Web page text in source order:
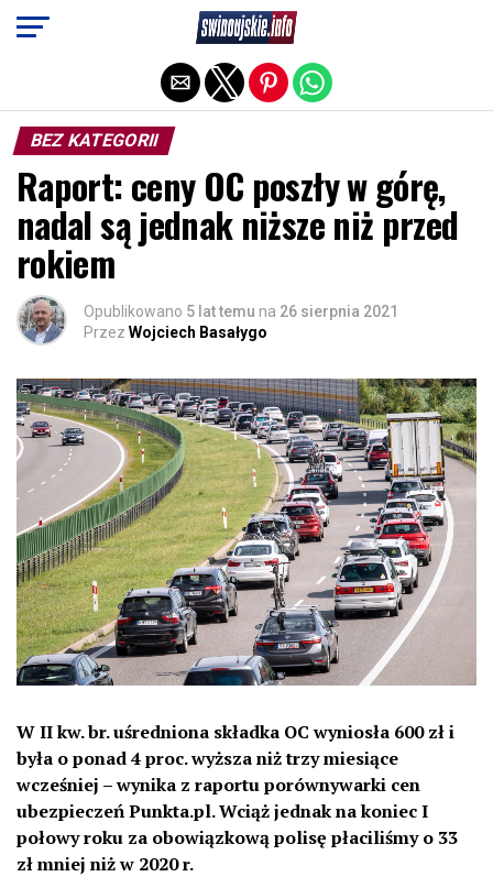
BEZ KATEGORII
Raport: ceny OC poszły w górę,
nadal są jednak niższe niż przed
rokiem
Opublikowano 5 lat temu na 26 sierpnia 2021
Przez Wojciech Basałygo
W II kw. br. uśredniona składka OC wyniosła 600 zł i
była o ponad 4 proc. wyższa niż trzy miesiące
wcześniej – wynika z raportu porównywarki cen
ubezpieczeń Punkta.pl. Wciąż jednak na koniec I
połowy roku za obowiązkową polisę płaciliśmy o 33
zł mniej niż w 2020 r.
Exit mobile version